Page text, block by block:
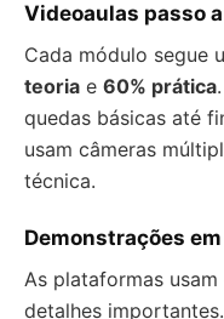
Videoaulas passo
Cada módulo segue
teoria e 60% prática
quedas básicas até
usam câmeras
técnica.
Demonstrações
As plataformas
detalhes